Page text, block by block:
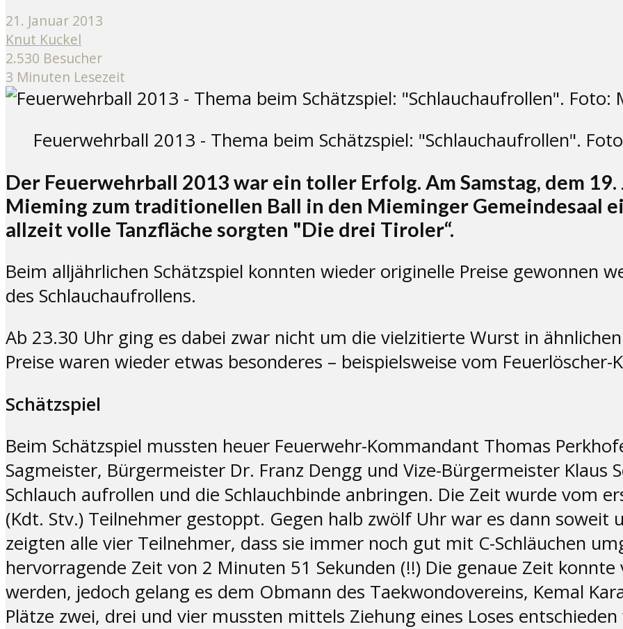
21. Januar 2013
Knut Kuckel
2.530 Besucher
3 Minuten Lesezeit
Feuerwehrball 2013 - Thema beim Schätzspiel: "Schlauchaufrollen".
Der Feuerwehrball 2013 war ein toller Erfolg. Am Samstag, dem
Mieming zum traditionellen Ball in den Mieminger Gemeindesaal
allzeit volle Tanzfläche sorgten "Die drei Tiroler“.
Beim alljährlichen Schätzspiel konnten wieder originelle Preise gewonnen
des Schlauchaufrollens.
Ab 23.30 Uhr ging es dabei zwar nicht um die vielzitierte Wurst in
Preise waren wieder etwas besonderes – beispielsweise vom Feuerlöscher-
Schätzspiel
Beim Schätzspiel mussten heuer Feuerwehr-Kommandant Thomas
Sagmeister, Bürgermeister Dr. Franz Dengg und Vize-Bürgermeister Klaus
Schlauch aufrollen und die Schlauchbinde anbringen. Die Zeit wurde vom
(Kdt. Stv.) Teilnehmer gestoppt. Gegen halb zwölf Uhr war es dann soweit
zeigten alle vier Teilnehmer, dass sie immer noch gut mit C-Schläuchen
hervorragende Zeit von 2 Minuten 51 Sekunden (!!) Die genaue Zeit
werden, jedoch gelang es dem Obmann des Taekwondovereins, Kemal
Plätze zwei, drei und vier mussten mittels Ziehung eines Loses